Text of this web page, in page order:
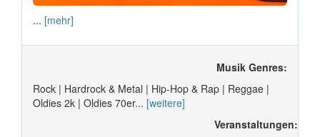
... [mehr]
Musik Genres:
Rock | Hardrock & Metal | Hip-Hop & Rap | Reggae |
Oldies 2k | Oldies 70er... [weitere]
Veranstaltungen: